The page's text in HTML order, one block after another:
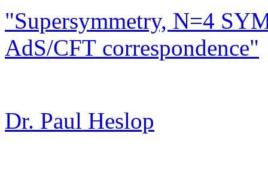
"Supersymmetry, N=4
AdS/CFT correspondence"
Dr. Paul Heslop